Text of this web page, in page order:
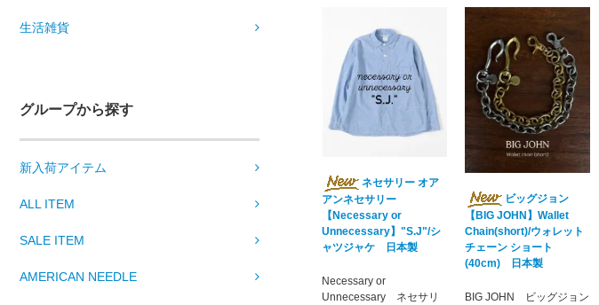
生活雑貨
グループから探す
新入荷アイテム
ALL ITEM
SALE ITEM
AMERICAN NEEDLE
ネセサリー オア
アンネセサリー
【Necessary or
Unnecessary】"S.J"/シ
ャツジャケ 日本製
Necessary or
Unnecessary ネセサリ
ビッグジョン
【BIG JOHN】Wallet
Chain(short)/ウォレット
チェーン ショート
(40cm) 日本製
BIG JOHN ビッグジョン